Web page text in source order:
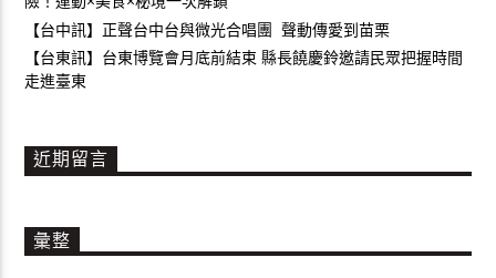
【台中訊】正聲台中台與微光合唱團 聲動傳愛到苗栗
【台東訊】台東博覽會月底前結束 縣長饒慶鈴邀請民眾把握時間
走進臺東
近期留言
彙整